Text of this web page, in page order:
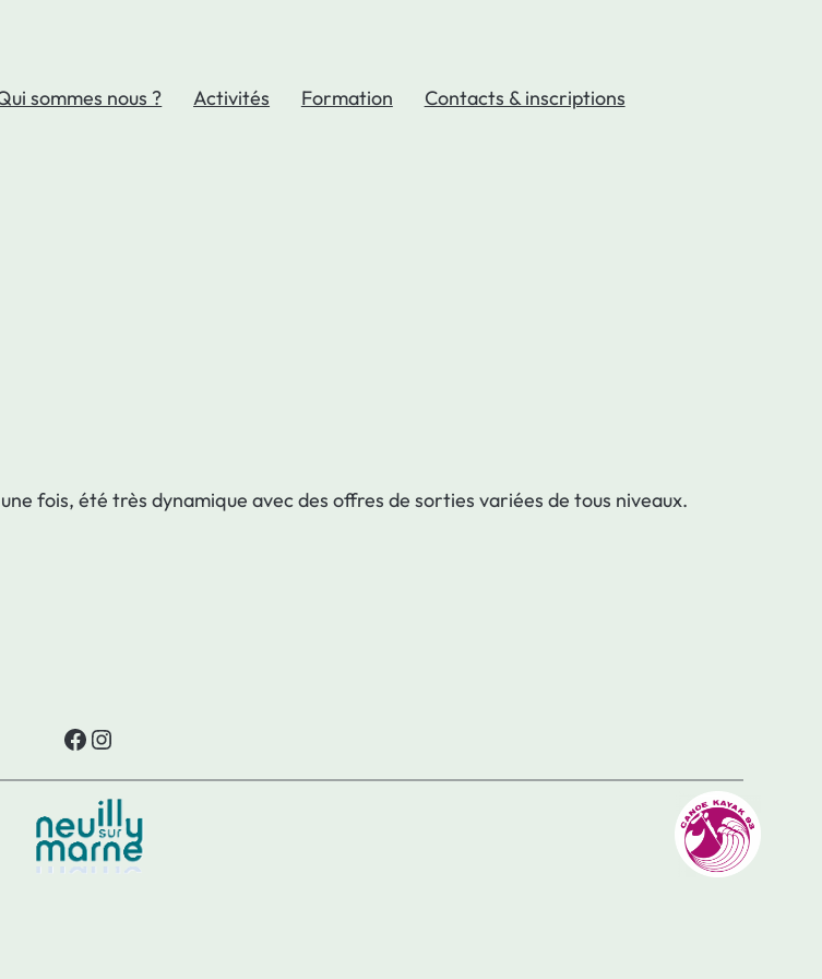
sommes nous ? Activités Formation Contacts & inscriptions
fois, été très dynamique avec des offres de sorties variées de tous niveaux.
Facebook
Instagram